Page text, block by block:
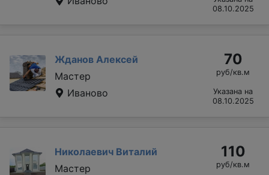
08.10.2025
Жданов Алексей
Мастер
Иваново
70
руб/кв.м
Указана на
08.10.2025
Николаевич Виталий
Мастер
110
руб/кв.м